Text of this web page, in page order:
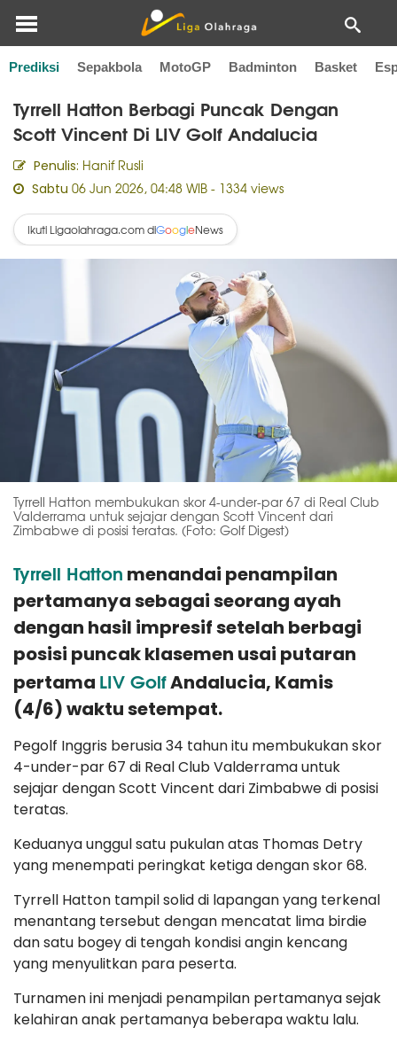
Prediksi Sepakbola MotoGP Badminton Basket
Home Golf
Tyrrell Hatton Berbagi Puncak Dengan
Scott Vincent Di LIV Golf Andalucia
Penulis: Hanif Rusli
Sabtu 06 Jun 2026, 04:48 WIB - 1334 views
Ikuti Ligaolahraga.com diGoogleNews
Tyrrell Hatton membukukan skor 4-under-par 67 di Real Club
Valderrama untuk sejajar dengan Scott Vincent dari
Zimbabwe di posisi teratas. (Foto: Golf Digest)
Tyrrell Hatton menandai penampilan
pertamanya sebagai seorang ayah
dengan hasil impresif setelah berbagi
posisi puncak klasemen usai putaran
pertama LIV GolfAndalucia, Kamis
(4/6) waktu setempat.
Pegolf Inggris berusia 34 tahun itu membukukan skor
4-under-par 67 di Real Club Valderrama untuk
sejajar dengan Scott Vincent dari Zimbabwe di posisi
teratas.
Keduanya unggul satu pukulan atas Thomas Detry
yang menempati peringkat ketiga dengan skor 68.
Tyrrell Hatton tampil solid di lapangan yang terkenal
menantang tersebut dengan mencatat lima birdie
dan satu bogey di tengah kondisi angin kencang
yang menyulitkan para peserta.
Turnamen ini menjadi penampilan pertamanya sejak
kelahiran anak pertamanya beberapa waktu lalu.